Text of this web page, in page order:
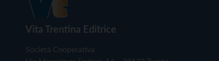
Vita Trentina Editrice
Società Cooperativa